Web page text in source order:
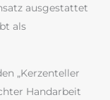
ausgestattet
als
„Kerzenteller
Handarbeit